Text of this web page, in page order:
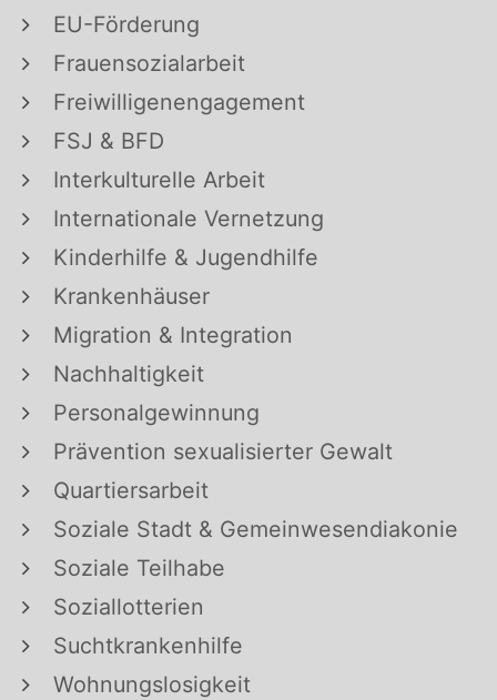
EU-Förderung
Frauensozialarbeit
Freiwilligenengagement
FSJ & BFD
Interkulturelle Arbeit
Internationale Vernetzung
Kinderhilfe & Jugendhilfe
Krankenhäuser
Migration & Integration
Nachhaltigkeit
Personalgewinnung
Prävention sexualisierter Gewalt
Quartiersarbeit
Soziale Stadt & Gemeinwesendiakonie
Soziale Teilhabe
Soziallotterien
Suchtkrankenhilfe
Wohnungslosigkeit